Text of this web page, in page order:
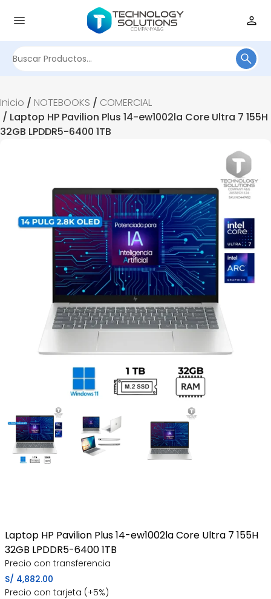
Inicio / NOTEBOOKS / COMERCIAL
/ Laptop HP Pavilion Plus 14-ew1002la Core Ultra 7 155H
32GB LPDDR5-6400 1TB
Laptop HP Pavilion Plus 14-ew1002la Core Ultra 7 155H
32GB LPDDR5-6400 1TB
Precio con transferencia
S/ 4,882.00
Precio con tarjeta (+5%)